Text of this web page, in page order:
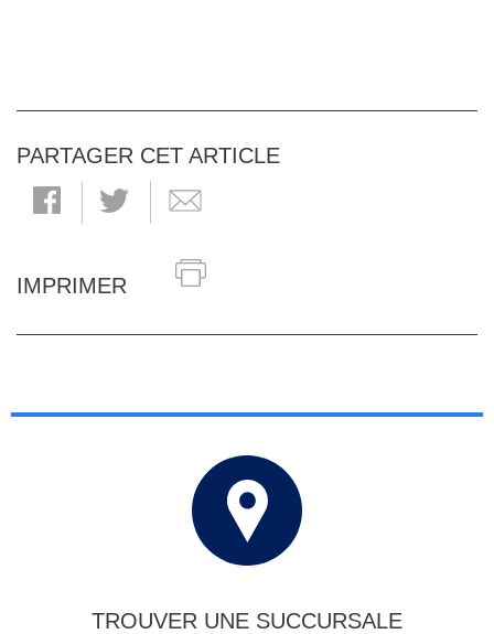
PARTAGER CET ARTICLE
IMPRIMER
TROUVER UNE SUCCURSALE